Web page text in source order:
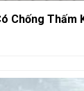
Chống Thấm